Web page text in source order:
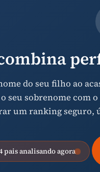
do seu filho ao
seu sobrenome com
um ranking seguro,
pais analisando agora